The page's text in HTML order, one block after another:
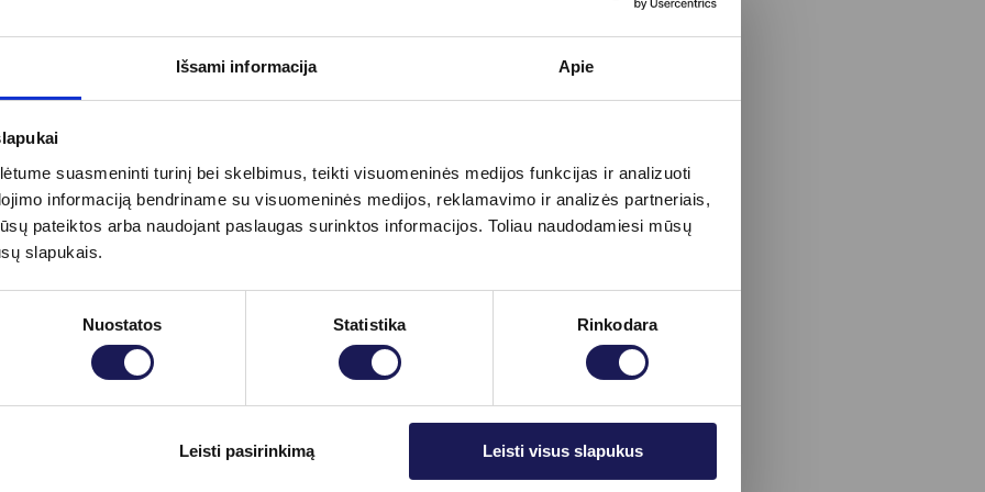
Išsami informacija Apie
suasmeninti turinį bei skelbimus, teikti visuomeninės medijos funkcijas ir analizuoti
informaciją bendriname su visuomeninės medijos, reklamavimo ir analizės partneriais,
pateiktos arba naudojant paslaugas surinktos informacijos. Toliau naudodamiesi mūsų
slapukais.
Nuostatos Statistika Rinkodara
Leisti pasirinkimą Leisti visus slapukus
korekciją ir išvengti komplikacijų.
nustatoma remiantis kitais kraujo
įtariama celiakija, rekomenduojama tyrimą
autoimuninį procesą, būdingą celiakijai. tTG
jei pastebimi augimo ar virškinimo sutrikimai.